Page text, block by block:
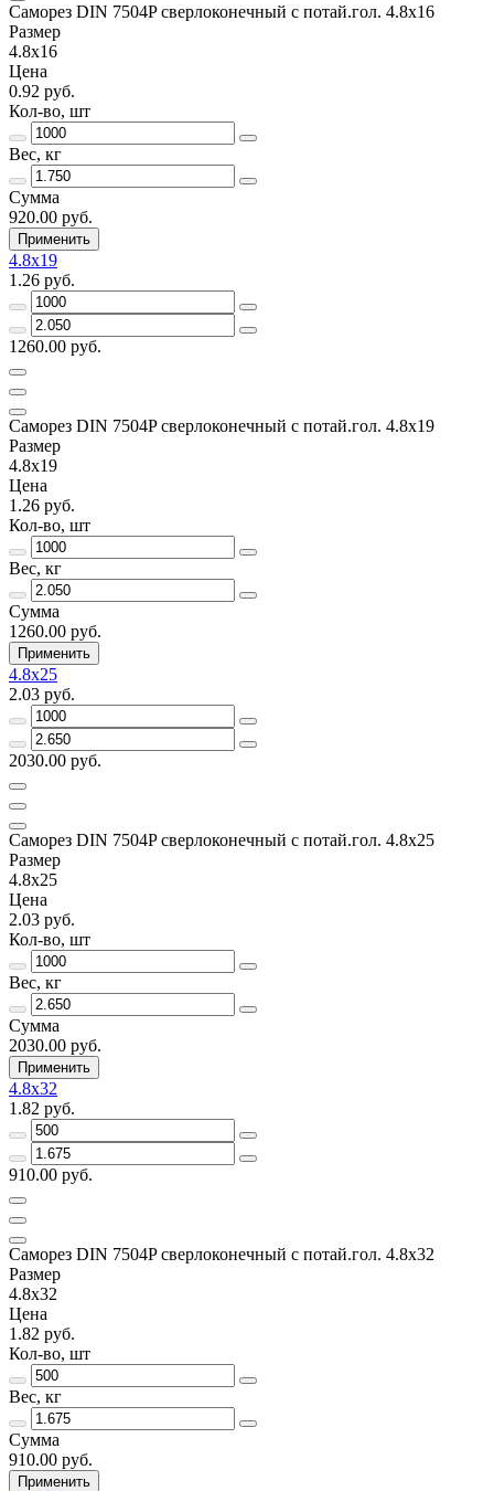
Саморез DIN 7504P сверлоконечный с потай.гол. 4.8x16
Размер
4.8x16
Цена
0.92 руб.
Кол-во, шт
Вес, кг
Сумма
920.00 руб.
Применить
4.8x19
1.26 руб.
1260.00 руб.
Саморез DIN 7504P сверлоконечный с потай.гол. 4.8x19
Размер
4.8x19
Цена
1.26 руб.
Кол-во, шт
Вес, кг
Сумма
1260.00 руб.
Применить
4.8x25
2.03 руб.
2030.00 руб.
Саморез DIN 7504P сверлоконечный с потай.гол. 4.8x25
Размер
4.8x25
Цена
2.03 руб.
Кол-во, шт
Вес, кг
Сумма
2030.00 руб.
Применить
4.8x32
1.82 руб.
910.00 руб.
Саморез DIN 7504P сверлоконечный с потай.гол. 4.8x32
Размер
4.8x32
Цена
1.82 руб.
Кол-во, шт
Вес, кг
Сумма
910.00 руб.
Применить